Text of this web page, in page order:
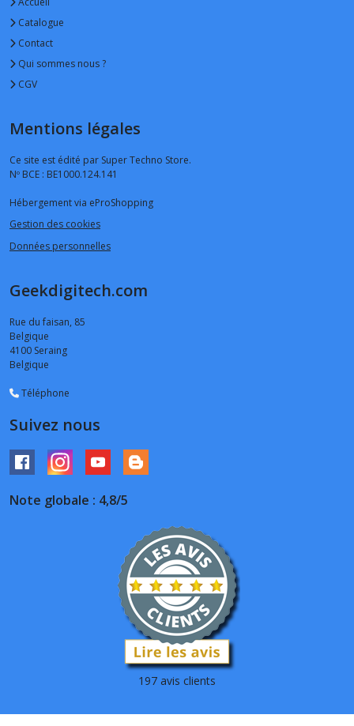
Catalogue
Contact
Qui sommes nous ?
CGV
Mentions légales
Ce site est édité par Super Techno Store.
Nº BCE : BE1000.124.141
Hébergement via eProShopping
Gestion des cookies
Données personnelles
Geekdigitech.com
Rue du faisan, 85
Belgique
4100 Seraing
Belgique
Téléphone
Suivez nous
Note globale : 4,8/5
197 avis clients